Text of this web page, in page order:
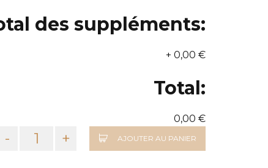
des suppléments:
+ 0,00 €
Total:
0,00 €
- + AJOUTER AU PANIER